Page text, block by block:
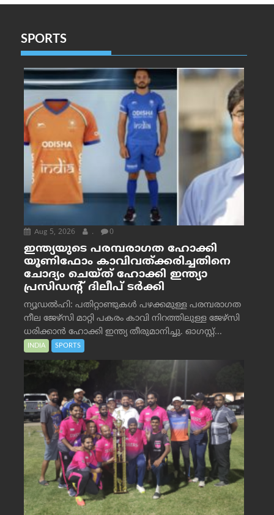
SPORTS
Aug 5, 2026 . 0
ഇന്ത്യയുടെ പരമ്പരാഗത ഹോക്കി
യൂണിഫോം കാവിവത്ക്കരിച്ചതിനെ
ചോദ്യം ചെയ്ത് ഹോക്കി ഇന്ത്യാ
പ്രസിഡന്റ് ദിലീപ് ടര്‍ക്കി
ന്യൂഡൽഹി: പതിറ്റാണ്ടുകൾ പഴക്കമുള്ള പരമ്പരാഗത
നീല ജേഴ്‌സി മാറ്റി പകരം കാവി നിറത്തിലുള്ള ജേഴ്‌സി
ധരിക്കാൻ ഹോക്കി ഇന്ത്യ തീരുമാനിച്ചു. ഓഗസ്റ്റ്...
INDIA SPORTS